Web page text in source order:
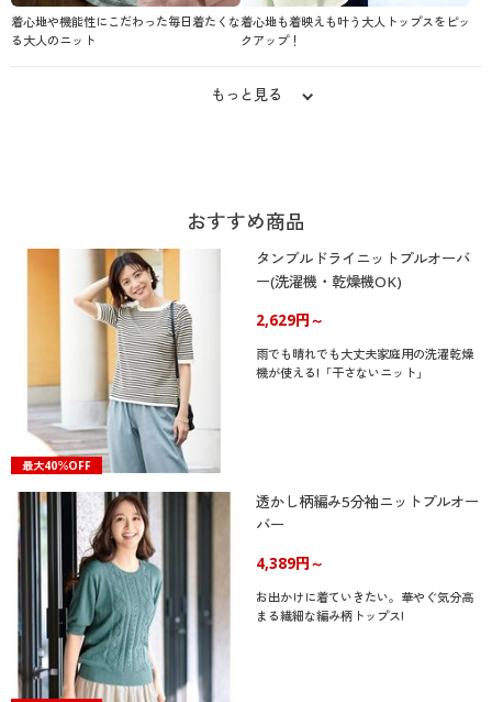
着心地や機能性にこだわった毎日着たくな
る大人のニット
着心地も着映えも叶う大人トップスをピッ
クアップ！
もっと見る
おすすめ商品
最大40％OFF
タンブルドライニットプルオーバ
ー(洗濯機・乾燥機OK)
2,629円～
雨でも晴れでも大丈夫家庭用の洗濯乾燥
機が使える!「干さないニット」
透かし柄編み5分袖ニットプルオー
バー
4,389円～
お出かけに着ていきたい。華やぐ気分高
まる繊細な編み柄トップス!